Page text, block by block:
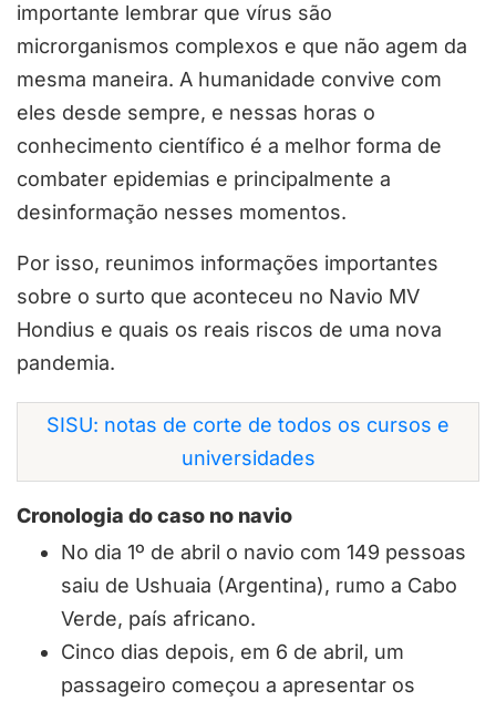
importante lembrar que vírus são
microrganismos complexos e que não agem da
mesma maneira. A humanidade convive com
eles desde sempre, e nessas horas o
conhecimento científico é a melhor forma de
combater epidemias e principalmente a
desinformação nesses momentos.
Por isso, reunimos informações importantes
sobre o surto que aconteceu no Navio MV
Hondius e quais os reais riscos de uma nova
pandemia.
SISU: notas de corte de todos os cursos e
universidades
Cronologia do caso no navio
No dia 1º de abril o navio com 149 pessoas
saiu de Ushuaia (Argentina), rumo a Cabo
Verde, país africano.
Cinco dias depois, em 6 de abril, um
passageiro começou a apresentar os